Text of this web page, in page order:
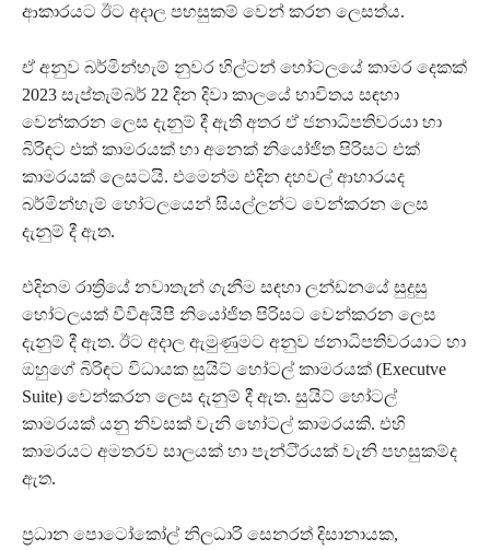
ආකාරයට ඊට අදාල පහසුකම් වෙන් කරන ලෙසත්ය.
ඒ අනුව බර්මින්හැම් නුවර හිල්ටන් හෝටලයේ කාමර දෙකක්
2023 සැප්තැම්බර් 22 දින දිවා කාලයේ භාවිතය සඳහා
වෙන්කරන ලෙස දැනුම් දී ඇති අතර ඒ ජනාධිපතිවරයා හා
බිරිඳට එක් කාමරයක් හා අනෙක් නියෝජිත පිරිසට එක්
කාමරයක් ලෙසටයි. එමෙන්ම එදින දහවල් ආහාරයද
බර්මින්හැම් හෝටලයෙන් සියල්ලන්ට වෙන්කරන ලෙස
දැනුම් දී ඇත.
එදිනම රාත්‍රියේ නවාතැන් ගැනීම සඳහා ලන්ඩනයේ සුදුසු
හෝටලයක් වීවීඅයිපී නියෝජිත පිරිසට වෙන්කරන ලෙස
දැනුම් දී ඇත. ඊට අදාල ඇමුණුමට අනුව ජනාධිපතිවරයාට හා
ඔහුගේ බිරිඳට විධායක සුයිට් හෝටල් කාමරයක් (Executve
Suite) වෙන්කරන ලෙස දැනුම් දී ඇත. සුයිට් හෝටල්
කාමරයක් යනු නිවසක් වැනි හෝටල් කාමරයකි. එහි
කාමරයට අමතරව සාලයක් හා පැන්ටි්‍රයක් වැනි පහසුකම්ද
ඇත.
ප්‍රධාන පොටෝකෝල් නිලධාරි සෙනරත් දිසානායක,